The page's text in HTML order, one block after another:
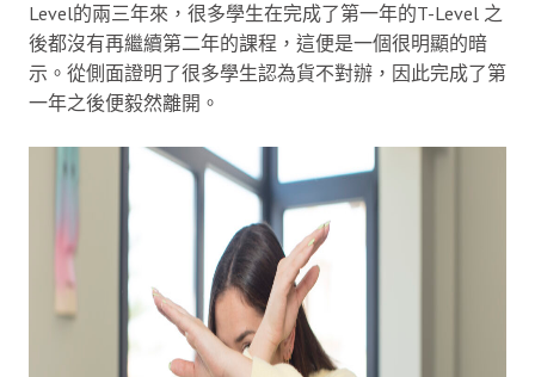
Level的兩三年來，很多學生在完成了第一年的T-Level 之
後都沒有再繼續第二年的課程，這便是一個很明顯的暗
示。從側面證明了很多學生認為貨不對辦，因此完成了第
一年之後便毅然離開。